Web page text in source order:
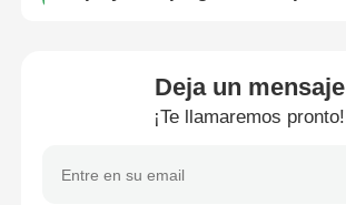
Deja un mensaje
¡Te llamaremos pronto!